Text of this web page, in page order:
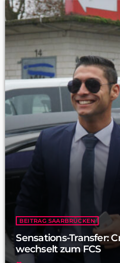
BEITRAG SAARBRÜCKEN
Sensations-Transfer:
wechselt zum FCS